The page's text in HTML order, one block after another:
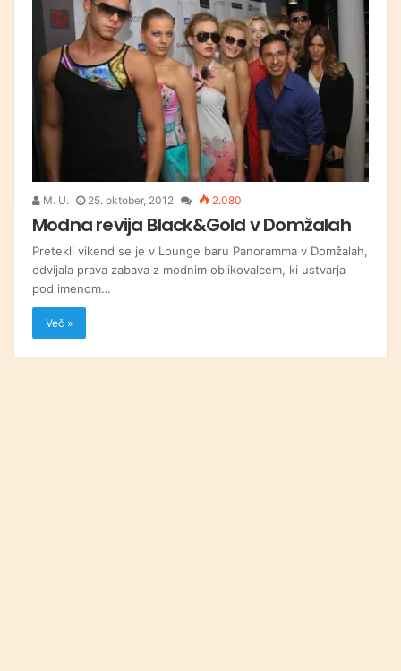
M. U. 25. oktober, 2012 2.080
Modna revija Black&Gold v Domžalah
Pretekli vikend se je v Lounge baru Panoramma v Domžalah,
odvijala prava zabava z modnim oblikovalcem, ki ustvarja
pod imenom…
Več »